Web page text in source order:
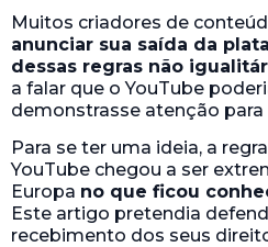
Muitos criadores de
anunciar sua saída da
dessas regras não
a falar que o YouTube
demonstrasse atenção
Para se ter uma ideia, a
YouTube chegou a ser
Europa no que ficou
Este artigo pretendia
recebimento dos seus